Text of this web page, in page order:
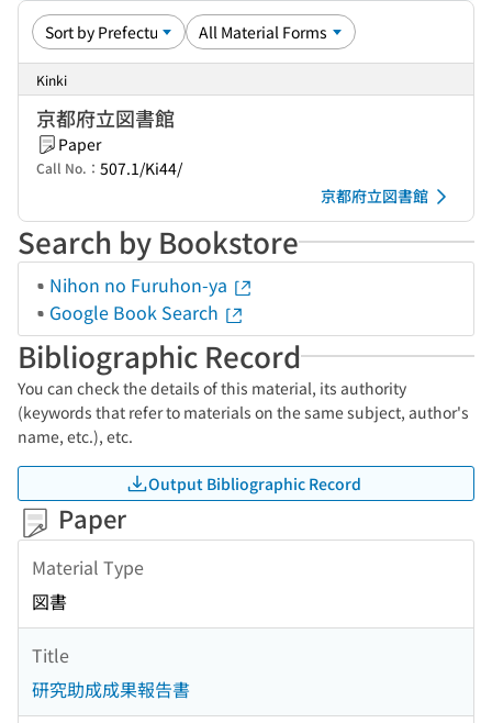
Kinki
京都府立図書館
Paper
Call No.： 507.1/Ki44/
京都府立図書館
Search by Bookstore
Nihon no Furuhon-ya
Google Book Search
Bibliographic Record
You can check the details of this material, its authority
(keywords that refer to materials on the same subject, author's
name, etc.), etc.
Output Bibliographic Record
Paper
Material Type
図書
Title
研究助成成果報告書